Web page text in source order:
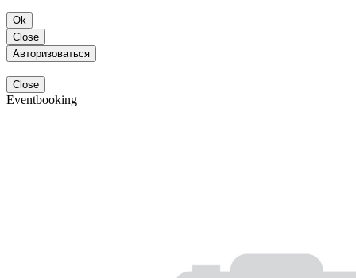
Ok
Close
Авторизоваться
Close
Eventbooking